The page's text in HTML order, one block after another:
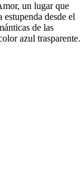
un lugar que
desde el
de las
azul trasparente.